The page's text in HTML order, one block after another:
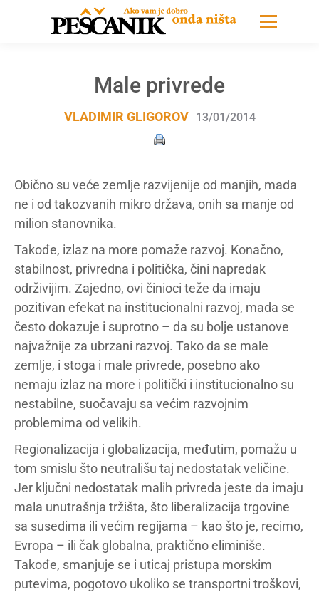
Male privrede
VLADIMIR GLIGOROV 13/01/2014
Obično su veće zemlje razvijenije od manjih, mada
ne i od takozvanih mikro država, onih sa manje od
milion stanovnika.
Takođe, izlaz na more pomaže razvoj. Konačno,
stabilnost, privredna i politička, čini napredak
održivijim. Zajedno, ovi činioci teže da imaju
pozitivan efekat na institucionalni razvoj, mada se
često dokazuje i suprotno – da su bolje ustanove
najvažnije za ubrzani razvoj. Tako da se male
zemlje, i stoga i male privrede, posebno ako
nemaju izlaz na more i politički i institucionalno su
nestabilne, suočavaju sa većim razvojnim
problemima od velikih.
Regionalizacija i globalizacija, međutim, pomažu u
tom smislu što neutrališu taj nedostatak veličine.
Jer ključni nedostatak malih privreda jeste da imaju
mala unutrašnja tržišta, što liberalizacija trgovine
sa susedima ili većim regijama – kao što je, recimo,
Evropa – ili čak globalna, praktično eliminiše.
Takođe, smanjuje se i uticaj pristupa morskim
putevima, pogotovo ukoliko se transportni troškovi,